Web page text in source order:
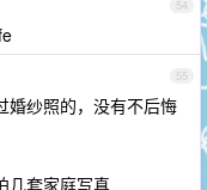
54
55
婚纱照的，没有不后悔
几套家庭写真